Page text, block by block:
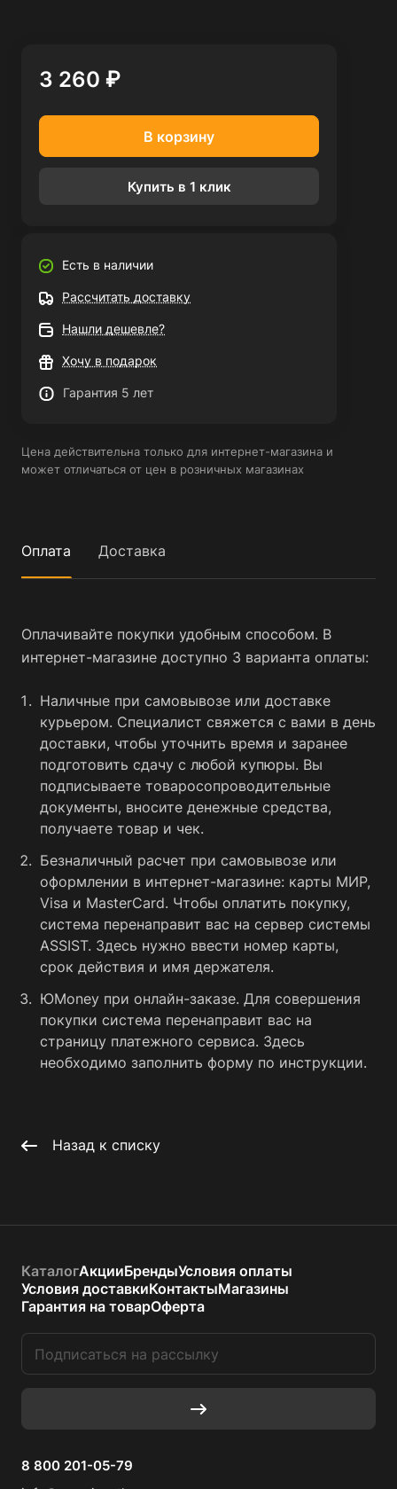
3 260 ₽
В корзину
Купить в 1 клик
Есть в наличии
Рассчитать доставку
Нашли дешевле?
Хочу в подарок
Гарантия 5 лет
Цена действительна только для интернет-магазина и
может отличаться от цен в розничных магазинах
Оплата Доставка
Оплачивайте покупки удобным способом. В
интернет-магазине доступно 3 варианта оплаты:
Наличные при самовывозе или доставке
курьером. Специалист свяжется с вами в день
доставки, чтобы уточнить время и заранее
подготовить сдачу с любой купюры. Вы
подписываете товаросопроводительные
документы, вносите денежные средства,
получаете товар и чек.
Безналичный расчет при самовывозе или
оформлении в интернет-магазине: карты МИР,
Visa и MasterCard. Чтобы оплатить покупку,
система перенаправит вас на сервер системы
ASSIST. Здесь нужно ввести номер карты,
срок действия и имя держателя.
ЮMoney при онлайн-заказе. Для совершения
покупки система перенаправит вас на
страницу платежного сервиса. Здесь
необходимо заполнить форму по инструкции.
Назад к списку
КаталогАкцииБрендыУсловия оплаты
Условия доставкиКонтактыМагазины
Гарантия на товарОферта
8 800 201-05-79